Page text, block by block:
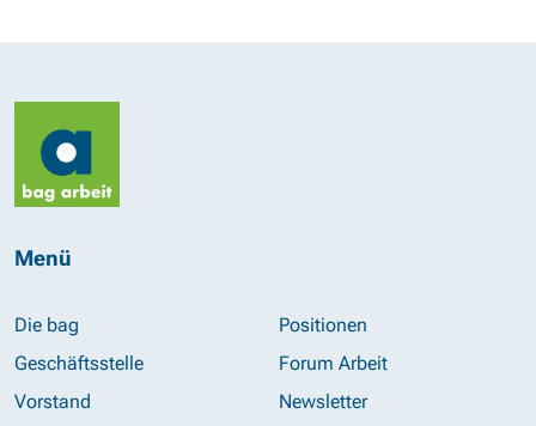
Menü
Die bag
Geschäftsstelle
Vorstand
Positionen
Forum Arbeit
Newsletter